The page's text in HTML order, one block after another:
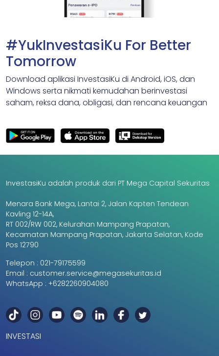
#YukInvestasiKu For Better
Tomorrow
Download aplikasi InvestasiKu di Android, iOS, dan
Windows serta nikmati kemudahan berinvestasi
saham, reksa dana, obligasi, dan rencana keuangan
InvestasiKu adalah produk dari PT Mega Capital Sekuritas
Menara Bank Mega, Lantai 2, Jalan Kapten Tendean
Kavling 12-14A,
RT 002/RW 002, Kelurahan Mampang Prapatan,
Kecamatan Mampang Prapatan, Jakarta Selatan, Kode
Pos 12790
Telepon : 021-79175599
Email : customer.service@megasekuritas.id
WhatsApp : +6282260904080
INVESTASI